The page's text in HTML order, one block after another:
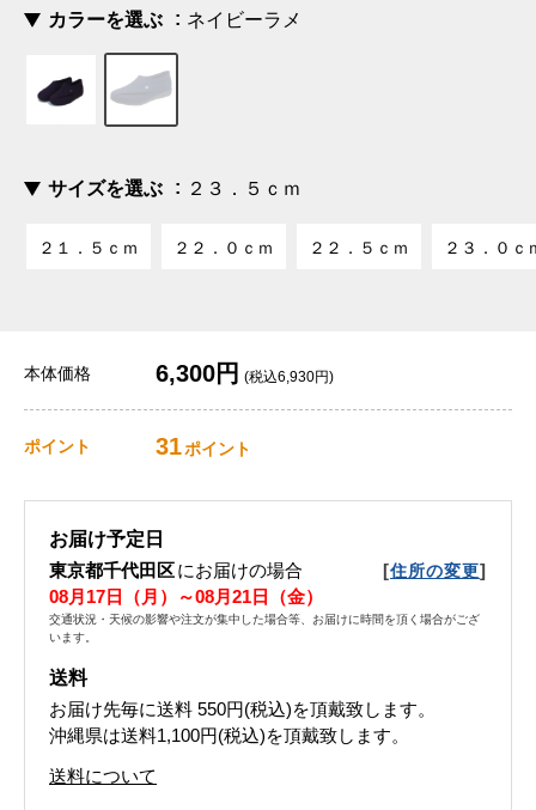
カラーを選ぶ ネイビーラメ
サイズを選ぶ ２３．５ｃｍ
２１．５ｃｍ ２２．０ｃｍ ２２．５ｃｍ ２３．０ｃ
本体価格 6,300円 (税込6,930円)
ポイント 31ポイント
お届け予定日
東京都千代田区にお届けの場合 [住所の変更]
08月17日（月）～08月21日（金）
交通状況・天候の影響や注文が集中した場合等、お届けに時間を頂く場合がござ
います。
送料
お届け先毎に送料 550円(税込)を頂戴致します。
沖縄県は送料1,100円(税込)を頂戴致します。
送料について